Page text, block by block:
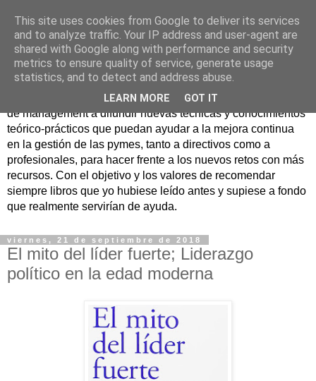
Nuevo Viernes - Nuevo
Libro
Nace con la misión de ayudar mediante la lectura de libros
de management a difundir nuevas técnicas y conocimientos
teórico-prácticos que puedan ayudar a la mejora continua
en la gestión de las pymes, tanto a directivos como a
profesionales, para hacer frente a los nuevos retos con más
recursos. Con el objetivo y los valores de recomendar
siempre libros que yo hubiese leído antes y supiese a fondo
que realmente servirían de ayuda.
viernes, 21 de septiembre de 2018
El mito del líder fuerte; Liderazgo
político en la edad moderna
This site uses cookies from Google to deliver its services
and to analyze traffic. Your IP address and user-agent are
shared with Google along with performance and security
metrics to ensure quality of service, generate usage
statistics, and to detect and address abuse.
LEARN MORE GOT IT